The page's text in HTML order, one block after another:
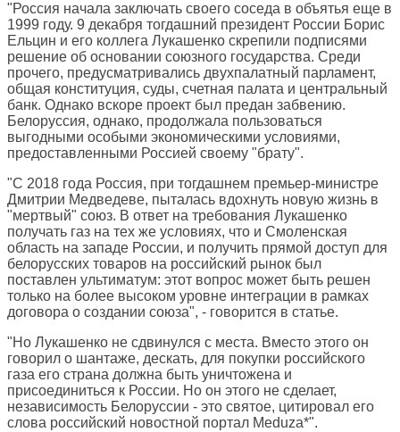
"Россия начала заключать своего соседа в объятья еще в
1999 году. 9 декабря тогдашний президент России Борис
Ельцин и его коллега Лукашенко скрепили подписями
решение об основании союзного государства. Среди
прочего, предусматривались двухпалатный парламент,
общая конституция, суды, счетная палата и центральный
банк. Однако вскоре проект был предан забвению.
Белоруссия, однако, продолжала пользоваться
выгодными особыми экономическими условиями,
предоставленными Россией своему "брату".
"С 2018 года Россия, при тогдашнем премьер-министре
Дмитрии Медведеве, пыталась вдохнуть новую жизнь в
"мертвый" союз. В ответ на требования Лукашенко
получать газ на тех же условиях, что и Смоленская
область на западе России, и получить прямой доступ для
белорусских товаров на российский рынок был
поставлен ультиматум: этот вопрос может быть решен
только на более высоком уровне интеграции в рамках
договора о создании союза", - говорится в статье.
"Но Лукашенко не сдвинулся с места. Вместо этого он
говорил о шантаже, дескать, для покупки российского
газа его страна должна быть уничтожена и
присоединиться к России. Но он этого не сделает,
независимость Белоруссии - это святое, цитировал его
слова российский новостной портал Meduza*".